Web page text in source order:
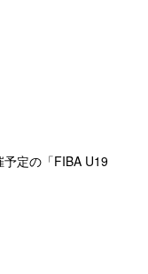
予定の「FIBA U19